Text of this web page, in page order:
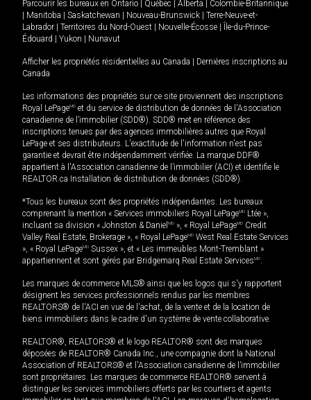
Parcourir les bureaux en Ontario Québec Alberta
Colombie-Britannique
Manitoba Saskatchewan Nouveau-Brunswick
Terre-Neuve-et-
Labrador
Territoires du Nord-Ouest Nouvelle-Écosse
Île-du-Prince-
Édouard
Yukon Nunavut
Afficher les propriétés résidentielles au Canada
Dernières inscriptions au
Canada
Les informations des propriétés sur ce site proviennent des inscriptions
Royal LePageMD et du service de distribution de données de l'Association
canadienne de l’immobilier (SDD®). SDD® met en référence des
inscriptions tenues par des agences immobilières autres que Royal
LePage et ses distributeurs. L'exactitude de l'information n'est pas
garantie et devrait être indépendamment vérifiée. La marque DDF®
appartient à l'Association canadienne de l’immobilier (ACI) et identifie le
REALTOR.ca Installation de distribution de données (SDD®).
*Tous les bureaux sont des propriétés indépendantes. Les bureaux
comprenant la mention « Services immobiliers Royal LePageMD Ltée »,
incluant sa division « Johnston & Daniel MD », « Royal LePageMD Credit
Valley Real Estate, Brokerage », « Royal LePageMD West Real Estate Services
», « Royal LePageMD Sussex », et « Les immeubles Mont-Tremblant »
appartiennent et sont gérés par Bridgemarq Real Estate ServicesMD.
Les marques de commerce MLS® ainsi que les logos qui s'y rapportent
désignent les services professionnels rendus par les membres
REALTORS® de l'ACI en vue de l'achat, de la vente et de la location de
biens immobiliers dans le cadre d'un système de vente collaborative.
REALTOR®, REALTORS® et le logo REALTOR® sont des marques
déposées de REALTOR® Canada Inc., une compagnie dont la National
Association of REALTORS® et l'Association canadienne de l’immobilier
sont propriétaires. Les marques de commerce REALTOR® servent à
distinguer les services immobiliers offerts par les courtiers et agents